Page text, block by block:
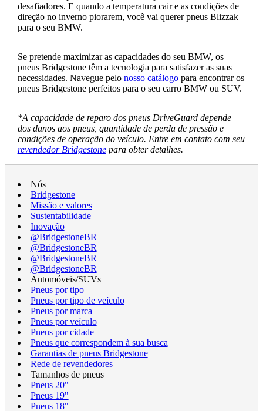
desafiadores. E quando a temperatura cair e as condições de
direção no inverno piorarem, você vai querer pneus Blizzak
para o seu BMW.
Se pretende maximizar as capacidades do seu BMW, os
pneus Bridgestone têm a tecnologia para satisfazer as suas
necessidades. Navegue pelo nosso catálogopara encontrar os
pneus Bridgestone perfeitos para o seu carro BMW ou SUV.
*A capacidade de reparo dos pneus DriveGuard depende
dos danos aos pneus, quantidade de perda de pressão e
condições de operação do veículo. Entre em contato com seu
revendedor Bridgestonepara obter detalhes.
Nós
Bridgestone
Missão e valores
Sustentabilidade
Inovação
@BridgestoneBR
@BridgestoneBR
@BridgestoneBR
@BridgestoneBR
Automóveis/SUVs
Pneus por tipo
Pneus por tipo de veículo
Pneus por marca
Pneus por veículo
Pneus por cidade
Pneus que correspondem à sua busca
Garantias de pneus Bridgestone
Rede de revendedores
Tamanhos de pneus
Pneus 20"
Pneus 19"
Pneus 18"